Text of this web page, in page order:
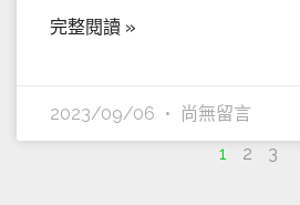
完整閱讀 »
2023/09/06
尚無留言
1
2 3